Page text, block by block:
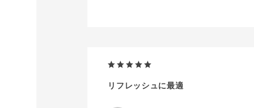
リフレッシュに最適